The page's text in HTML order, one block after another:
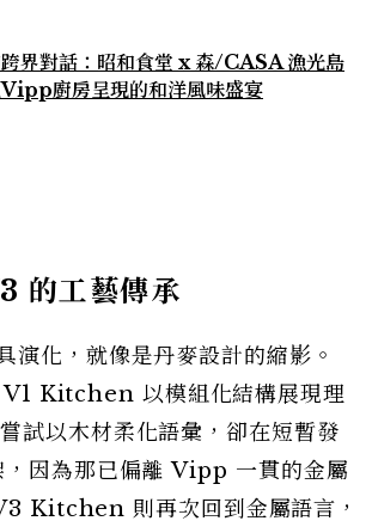
界對話：昭和食堂 x 森/CASA 漁光島
Vipp廚房呈現的和洋風味盛宴
的工藝傳承
演化，就像是丹麥設計的縮影。
V1 Kitchen 以模組化結構展現理
試以木材柔化語彙，卻在短暫發
，因為那已偏離 Vipp 一貫的金屬
Kitchen 則再次回到金屬語言，